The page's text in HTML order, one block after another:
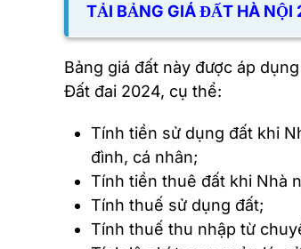
TẢI BẢNG GIÁ ĐẤT HÀ
Bảng giá đất này được áp
Đất đai 2024, cụ thể:
Tính tiền sử dụng đất khi
đình, cá nhân;
Tính tiền thuê đất khi Nhà
Tính thuế sử dụng đất;
Tính thuế thu nhập từ